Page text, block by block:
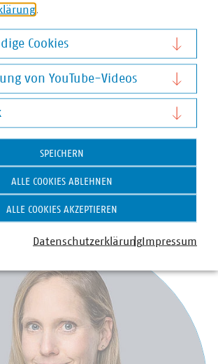
sich auch in den bisherigen
Nachlesen: VKU-Stellungnahme zum
an unionsrechtliche Vorgaben
von Regelungen zum Wasserstoff-
Planungsstand des
.
Cookies
Cookies
von YouTube-Videos
von YouTube-Videos
SPEICHERN
ALLE COOKIES ABLEHNEN
ALLE COOKIES AKZEPTIEREN
DatenschutzerklärungImpressum